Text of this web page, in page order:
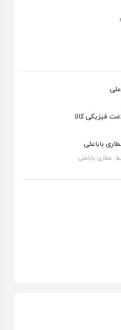
فیزیکی کالا
باباعلی
عطاری باباعلی